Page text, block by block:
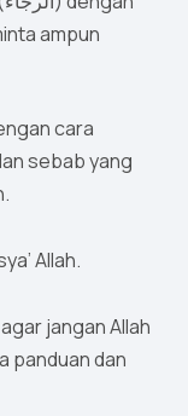
ampun
sebab yang
Allah.
jangan Allah
panduan dan